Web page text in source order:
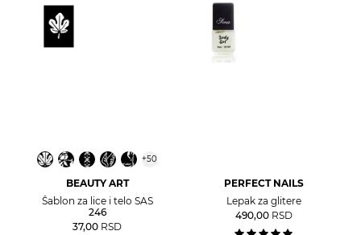
+50
BEAUTY ART
Šablon za lice i telo SAS
246
37,00 RSD
PERFECT NAILS
Lepak za glitere
490,00 RSD